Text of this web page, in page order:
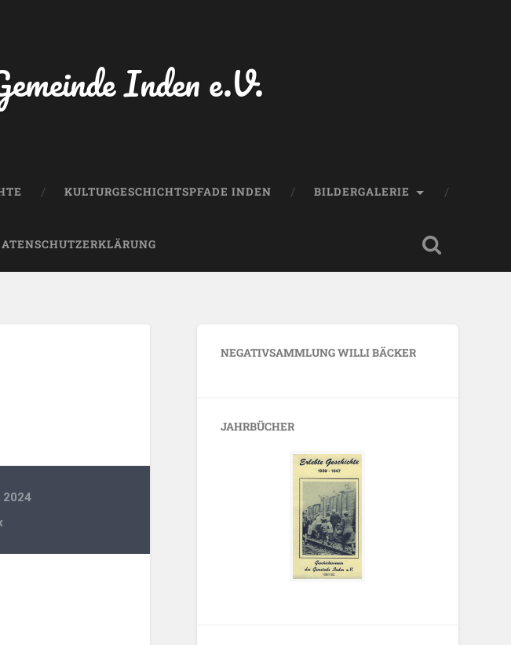
Inden e.V.
KULTURGESCHICHTSPFADE INDEN BILDERGALERIE
2024
NEGATIVSAMMLUNG WILLI BÄCKER
JAHRBÜCHER